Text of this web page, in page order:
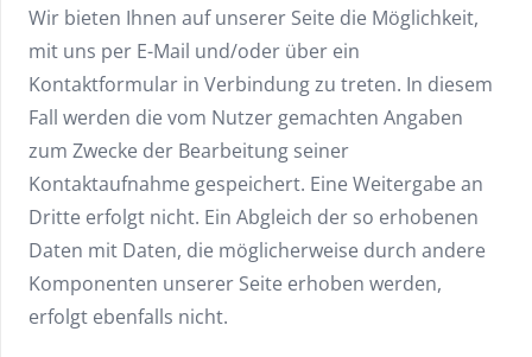
Wir bieten Ihnen auf unserer Seite die Möglichkeit,
mit uns per E-Mail und/oder über ein
Kontaktformular in Verbindung zu treten. In diesem
Fall werden die vom Nutzer gemachten Angaben
zum Zwecke der Bearbeitung seiner
Kontaktaufnahme gespeichert. Eine Weitergabe an
Dritte erfolgt nicht. Ein Abgleich der so erhobenen
Daten mit Daten, die möglicherweise durch andere
Komponenten unserer Seite erhoben werden,
erfolgt ebenfalls nicht.